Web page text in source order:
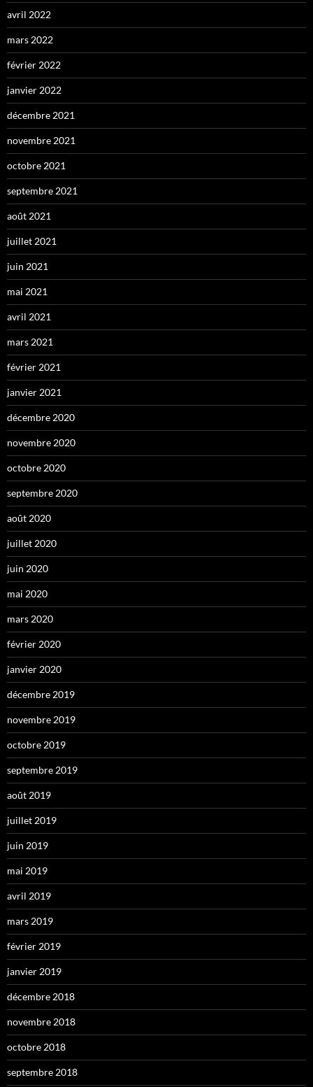
avril 2022
mars 2022
février 2022
janvier 2022
décembre 2021
novembre 2021
octobre 2021
septembre 2021
août 2021
juillet 2021
juin 2021
mai 2021
avril 2021
mars 2021
février 2021
janvier 2021
décembre 2020
novembre 2020
octobre 2020
septembre 2020
août 2020
juillet 2020
juin 2020
mai 2020
mars 2020
février 2020
janvier 2020
décembre 2019
novembre 2019
octobre 2019
septembre 2019
août 2019
juillet 2019
juin 2019
mai 2019
avril 2019
mars 2019
février 2019
janvier 2019
décembre 2018
novembre 2018
octobre 2018
septembre 2018